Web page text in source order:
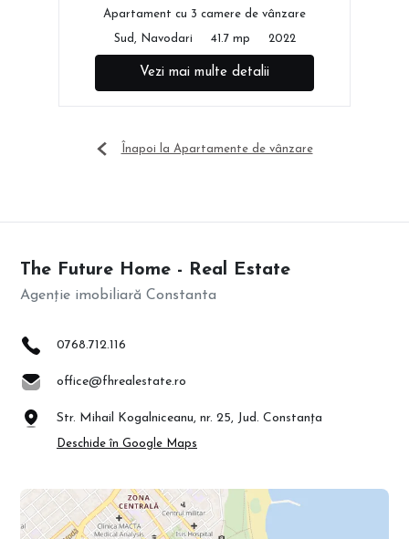
Apartament cu 3 camere de vânzare
Sud, Navodari 41.7 mp 2022
Vezi mai multe detalii
Înapoi la Apartamente de vânzare
The Future Home - Real Estate
Agenție imobiliară Constanta
0768.712.116
office@fhrealestate.ro
Str. Mihail Kogalniceanu, nr. 25, Jud. Constanța
Deschide în Google Maps